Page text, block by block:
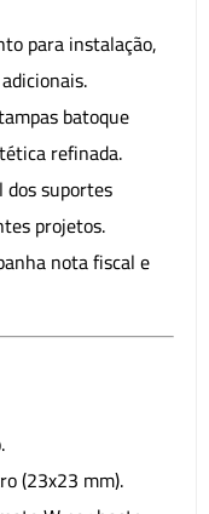
para instalação,
batoque
refinada.
suportes
projetos.
nota fiscal e
(23x23 mm).